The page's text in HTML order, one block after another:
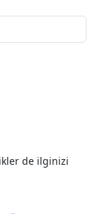
de ilginizi